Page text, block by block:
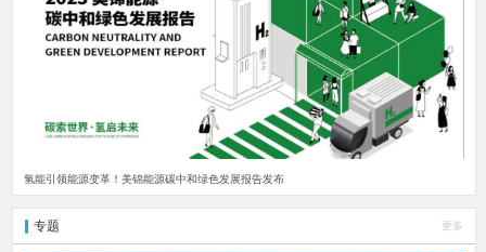
氢能引领能源变革！美锦能源碳中和绿色发展报告发布
专题 更多